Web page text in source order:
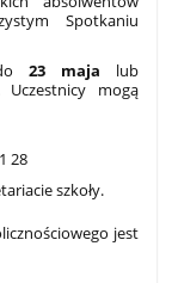
Spotkaniu
23 maja lub
Uczestnicy mogą
28
szkoły.
jest